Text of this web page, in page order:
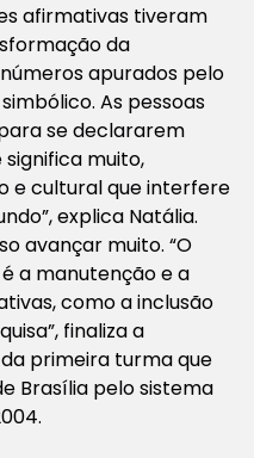
afirmativas tiveram
da
apurados pelo
As pessoas
se declararem
muito,
e cultural que interfere
explica Natália.
avançar muito. “O
a manutenção e a
como a inclusão
finaliza a
primeira turma que
Brasília pelo sistema